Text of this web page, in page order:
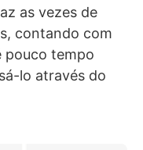
as vezes de
contando com
pouco tempo
lo através do